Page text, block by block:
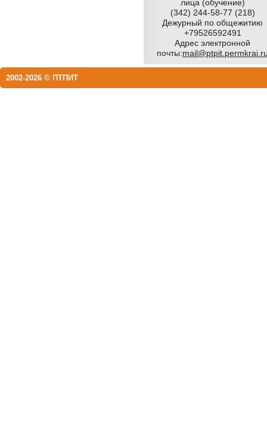
лица (обучение)
(342) 244-58-77 (218)
Дежурный по общежитию
+79526592491
Адрес электронной
почты:
2002-2026 © ПТПИТ